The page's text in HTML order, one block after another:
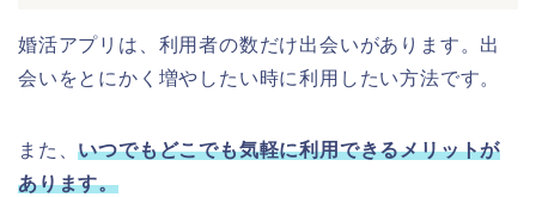
婚活アプリは、利用者の数だけ出会いがあります。出
会いをとにかく増やしたい時に利用したい方法です。
また、いつでもどこでも気軽に利用できるメリットが
あります。